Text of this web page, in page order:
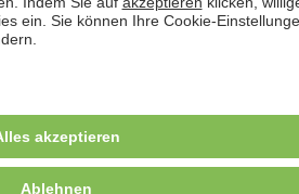
Ambulanten
34 bis max. 38,5